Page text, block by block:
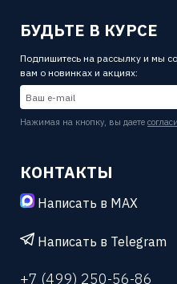
БУДЬТЕ В КУРСЕ
Подпишитесь на рассылку и мы
вам о новинках и акциях:
Нажимая на кнопку, вы даете
КОНТАКТЫ
Написать в MAX
Написать в Telegram
+7 (499) 250-56-86